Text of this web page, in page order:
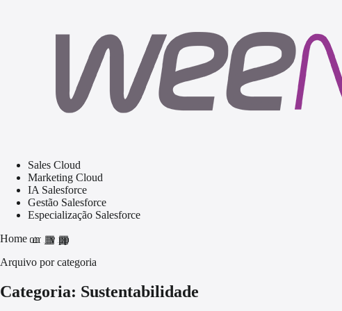
Sales Cloud
Marketing Cloud
IA Salesforce
Gestão Salesforce
Especialização Salesforce
Homehome
grid_view
apps
Arquivo por categoria
Categoria: Sustentabilidade